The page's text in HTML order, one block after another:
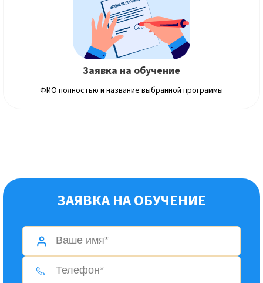
Заявка на обучение
ФИО полностью и название выбранной программы
ЗАЯВКА НА ОБУЧЕНИЕ